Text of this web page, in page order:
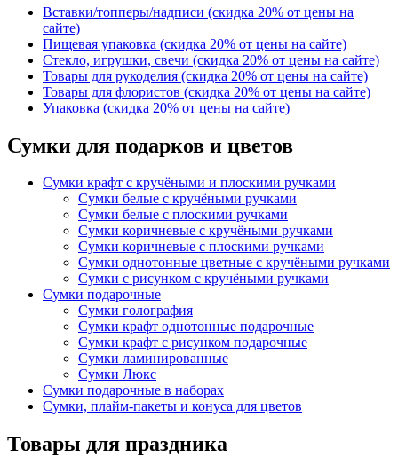
Вставки/топперы/надписи (скидка 20% от цены на
сайте)
Пищевая упаковка (скидка 20% от цены на сайте)
Стекло, игрушки, свечи (скидка 20% от цены на сайте)
Товары для рукоделия (скидка 20% от цены на сайте)
Товары для флористов (скидка 20% от цены на сайте)
Упаковка (скидка 20% от цены на сайте)
Сумки для подарков и цветов
Сумки крафт с кручёными и плоскими ручками
Сумки белые с кручёными ручками
Сумки белые с плоскими ручками
Сумки коричневые с кручёными ручками
Сумки коричневые с плоскими ручками
Сумки однотонные цветные с кручёными ручками
Сумки с рисунком с кручёными ручками
Сумки подарочные
Сумки голография
Сумки крафт однотонные подарочные
Сумки крафт с рисунком подарочные
Сумки ламинированные
Сумки Люкс
Сумки подарочные в наборах
Сумки, плайм-пакеты и конуса для цветов
Товары для праздника